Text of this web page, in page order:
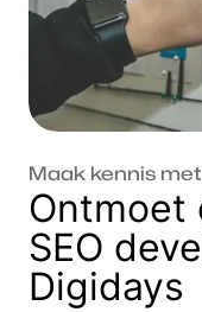
Maak kennis
Ontmoet
SEO
Digidays